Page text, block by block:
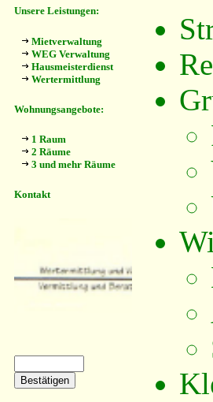
Unsere Leistungen:
Mietverwaltung
WEG Verwaltung
Hausmeisterdienst
Wertermittlung
Wohnungsangebote:
1 Raum
2 Räume
3 und mehr Räume
Kontakt